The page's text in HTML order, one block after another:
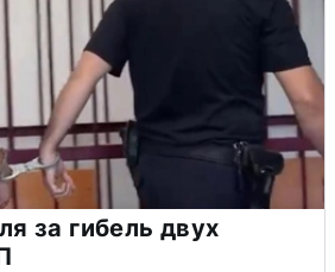
за гибель двух